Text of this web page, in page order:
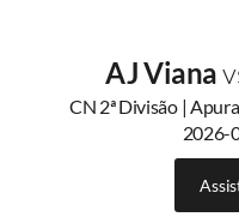
AJ Viana
CN 2ª Divisão |
2026-